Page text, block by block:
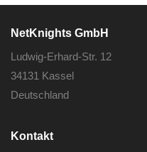
NetKnights GmbH
Ludwig-Erhard-Str. 12
34131 Kassel
Deutschland
Kontakt